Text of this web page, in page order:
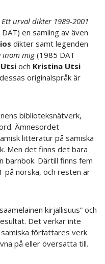
Ett urval dikter 1989-2001
en samling av även
dikter samt legenden
inom mig(1985 DAT
Utsi och Kristina Utsi
originalspråk är
biblioteksnätverk,
Ämnesordet
litteratur på samiska
Men det finns det bara
barnbok. Därtill finns fem
på norska, och resten är
kirjallisuus” och
Det verkar inte
författares verk
på eller översatta till.